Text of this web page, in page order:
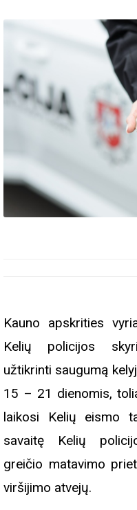
Kauno apskrities
Kelių policijos
užtikrinti saugumą
15 – 21 dienomis,
laikosi Kelių eismo
savaitę Kelių
greičio matavimo
viršijimo atvejų.